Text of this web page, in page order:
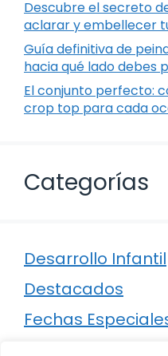
Descubre el secreto
aclarar y embellecer
Guía definitiva de
hacia qué lado debes
El conjunto perfecto:
crop top para cada
Categorías
Desarrollo Infantil
Destacados
Fechas